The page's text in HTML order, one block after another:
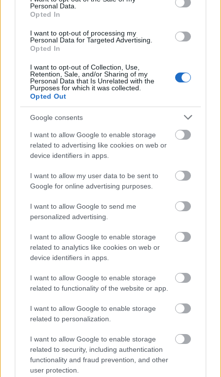
Personal Data.
Opted In
I want to opt-out of processing my
Personal Data for Targeted Advertising.
Opted In
I want to opt-out of Collection, Use,
Retention, Sale, and/or Sharing of my
Personal Data that Is Unrelated with the
Purposes for which it was collected.
Opted Out
Google consents
I want to allow Google to enable storage
related to advertising like cookies on web or
device identifiers in apps.
I want to allow my user data to be sent to
Google for online advertising purposes.
I want to allow Google to send me
personalized advertising.
I want to allow Google to enable storage
related to analytics like cookies on web or
device identifiers in apps.
I want to allow Google to enable storage
related to functionality of the website or app.
I want to allow Google to enable storage
related to personalization.
I want to allow Google to enable storage
related to security, including authentication
functionality and fraud prevention, and other
user protection.
Στο νέο επεισόδιο του podcast του gmotion,
που είναι χορηγία της Ford, οι Κώστας
συζητούν τις εντυπωσιακές μονομαχίες στο GP
Καναδά και τα νέα δεδομένα που έφερε η
εγκατάλειψη του George Russell σε συνδυασμό
με τη νίκη του Kimi Antonelli.
Ακολουθήστε την σελίδα του gMotion στο